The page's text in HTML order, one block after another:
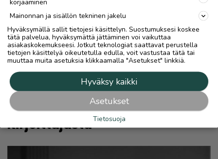
matkailijat sivustolle. Pohjoisessa, jossa kilpailu
on väljempää kuin etelässä, tämä yhdistelmä
tuottaa tyypillisesti erinomaisen tuoton
suhteessa vaivaan.
Kilpailu kiristyy myös Lapissa vuosi vuodelta.
Se yritys, joka aloittaa työn nyt, rakentaa
etumatkan ennen kuin kilpailija herää.
Kirjoittajasta
korjaaminen
Mainonnan ja sisällön tekninen jakelu
Hyväksymällä sallit tietojesi käsittelyn. Suostumuksesi koskee
tätä palvelua, hyväksymättä jättäminen voi vaikuttaa
asiakaskokemukseesi. Jotkut teknologiat saattavat perustella
tietojen käsittelyä oikeutetulla edulla, voit vastustaa tätä tai
muuttaa muita asetuksia klikkaamalla "Asetukset" linkkiä.
Hyväksy kaikki
Asetukset
Tietosuoja